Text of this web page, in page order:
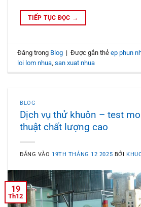
TIẾP TỤC ĐỌC →
Đăng trong Blog | Được gắn thẻep phun
loi lom nhua ,san xuat nhua
BLOG
Dịch vụ thử khuôn – test
thuật chất lượng cao
ĐĂNG VÀO 19TH THÁNG 12 2025 BỞI
19
Th12